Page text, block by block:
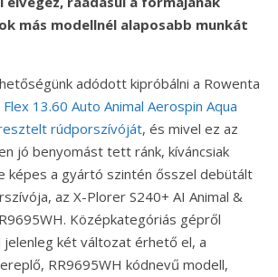
más modellnél alaposabb munkát
adódott kipróbálni a Rowenta
13.60 Auto Animal Aerospin Aqua
rúdporszívóját, és mivel ez az
jó benyomást tett ránk, kíváncsiak
képes a gyártó szintén ősszel debütált
az X-Plorer S240+ AI Animal &
Középkategóriás gépről
jelenleg két változat érhető el, a
RR9695WH kódnevű modell,